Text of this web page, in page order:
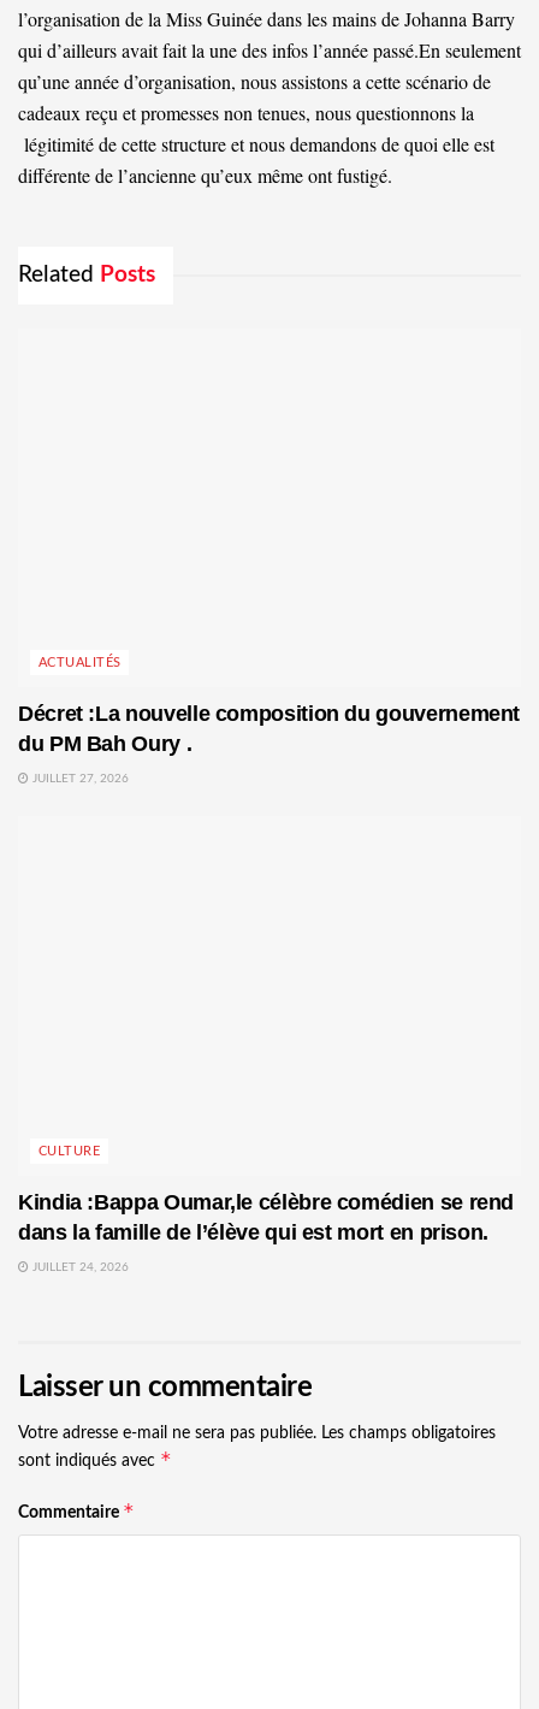
l’organisation de la Miss Guinée dans les mains de Johanna Barry
qui d’ailleurs avait fait la une des infos l’année passé.En seulement
qu’une année d’organisation, nous assistons a cette scénario de
cadeaux reçu et promesses non tenues, nous questionnons la
légitimité de cette structure et nous demandons de quoi elle est
différente de l’ancienne qu’eux même ont fustigé.
Related Posts
ACTUALITÉS
Décret :La nouvelle composition du gouvernement
du PM Bah Oury .
JUILLET 27, 2026
CULTURE
Kindia :Bappa Oumar,le célèbre comédien se rend
dans la famille de l’élève qui est mort en prison.
JUILLET 24, 2026
Laisser un commentaire
Votre adresse e-mail ne sera pas publiée. Les champs obligatoires
sont indiqués avec *
Commentaire *